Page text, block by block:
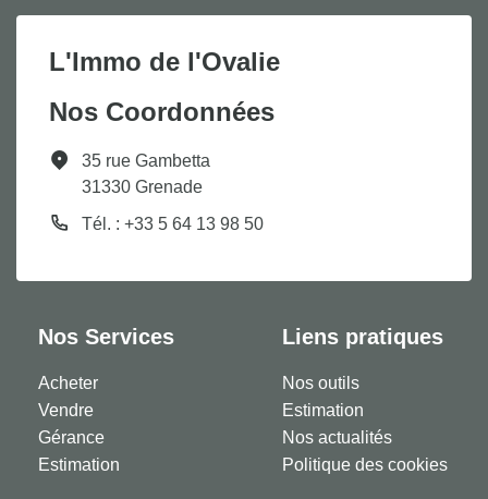
L'Immo de l'Ovalie
Nos Coordonnées
35 rue Gambetta
31330 Grenade
Tél. : +33 5 64 13 98 50
Nos Services
Acheter
Vendre
Gérance
Estimation
Liens pratiques
Nos outils
Estimation
Nos actualités
Politique des cookies